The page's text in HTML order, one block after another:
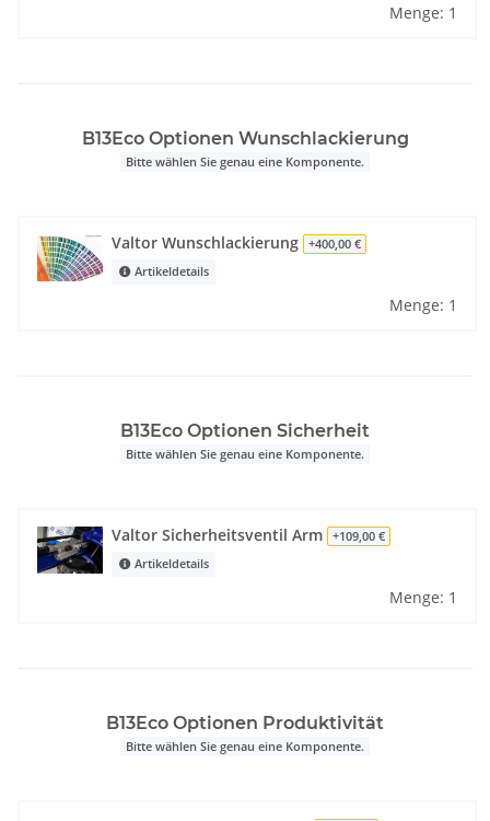
Menge: 1
B13Eco Optionen Wunschlackierung
Bitte wählen Sie genau eine Komponente.
Valtor Wunschlackierung
+400,00 €
Artikeldetails
Menge: 1
B13Eco Optionen Sicherheit
Bitte wählen Sie genau eine Komponente.
Valtor Sicherheitsventil Arm
+109,00 €
Artikeldetails
Menge: 1
B13Eco Optionen Produktivität
Bitte wählen Sie genau eine Komponente.